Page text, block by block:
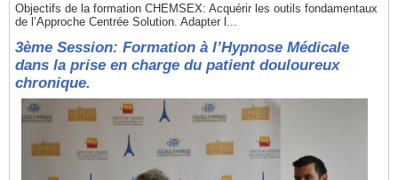
Objectifs de la formation CHEMSEX: Acquérir les outils fondamentaux
de l’Approche Centrée Solution. Adapter l...
3ème Session: Formation à l’Hypnose Médicale
dans la prise en charge du patient douloureux
chronique.